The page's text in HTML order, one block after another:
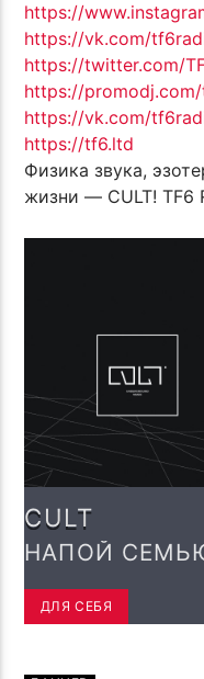
https://
https://vk.com/
https://twitter.com/
https://
https://vk.com/
https://tf6.ltd
Физика звука,
жизни — CULT! TF6
CULT
НАПОЙ
ДЛЯ СЕБЯ